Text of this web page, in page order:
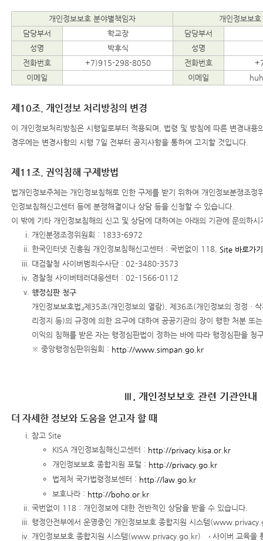
개인정보보호 분야별책임자
개인정보보
담당부서
학교장
담당부서
성명
박후식
성명
전화번호
+7)915-298-8050 전화번호
이메일
이메일
제10조. 개인정보 처리방침의 변경
이 개인정보처리방침은 시행일로부터 적용되며, 법령 및 방침에 따른 변경내용
경우에는 변경사항의 시행 7일 전부터 공지사항을 통하여 고지할 것입니다.
제11조. 권익침해 구제방법
법개인정보주체는 개인정보침해로 인한 구제를 받기 위하여 개인정보분쟁조정
인정보침해신고센터 등에 분쟁해결이나 상담 등을 신청할 수 있습니다.
이 밖에 기타 개인정보침해의 신고 및 상담에 대하여는 아래의 기관에 문의하시
개인분쟁조정위원회 : 1833-6972
한국인터넷 진흥원 개인정보침해신고센터 : 국번없이 118, Site 바로가기
대검찰청 사이버범죄수사단 : 02-3480-3573
경찰청 사이버테러대응센터 : 02-1566-0112
행정심판 청구
개인정보보호법」제35조(개인정보의 열람), 제36조(개인정보의 정정ㆍ
리정지 등)의 규정에 의한 요구에 대하여 공공기관의 장이 행한 처분 또
이익의 침해를 받은 자는 행정심판법이 정하는 바에 따라 행정심판을 청
※ 중앙행정심판위원회 : http://www.simpan.go.kr
Ⅲ. 개인정보보호 관련 기관안내
더 자세한 정보와 도움을 얻고자 할 때
참고 Site
KISA 개인정보침해신고센터 : http://privacy.kisa.or.kr
개인정보보호 종합지원 포털 : http://privacy.go.kr
법제처 국가법령정보센터 : http://law.go.kr
보호나라 : http://boho.or.kr
국번없이 118 : 개인정보에 대한 전반적인 상담을 받을 수 있습니다.
행정안전부에서 운영중인 개인정보보호 종합지원 시스템
개인정보보호 종합지원 시스템(www.privacy.go.kr) → 사이버 교육을